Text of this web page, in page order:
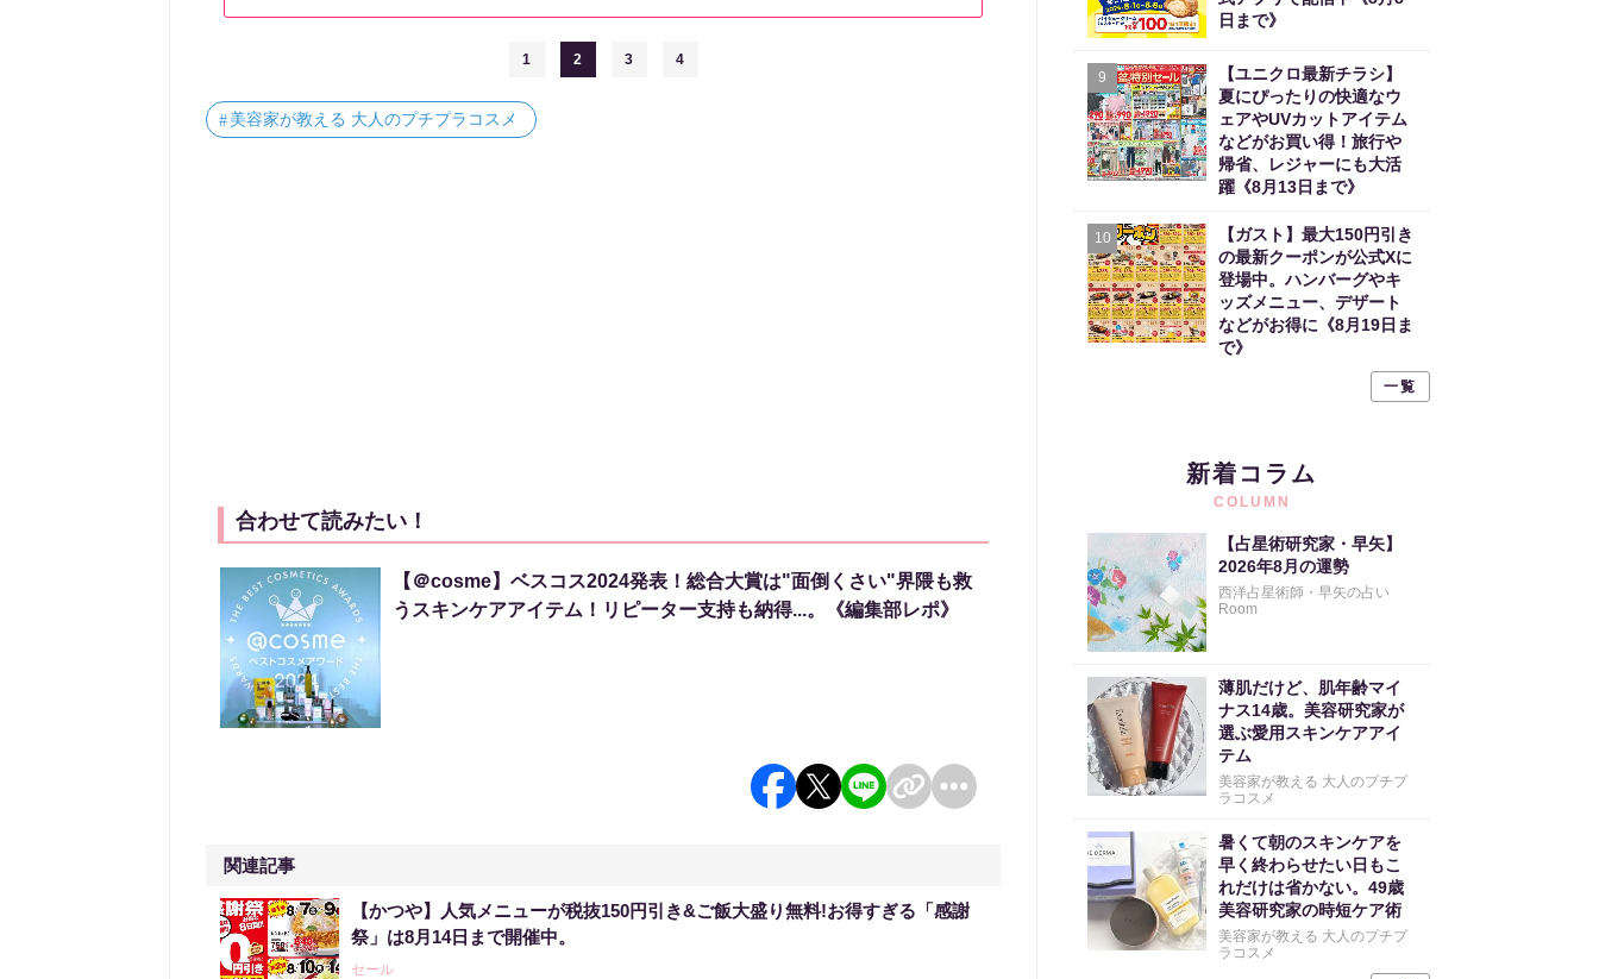
1 2 3 4
美容家が教える 大人のプチプラコスメ
合わせて読みたい！
【＠cosme】ベスコス2024発表！総合大賞は"面倒くさい"界隈も救
うスキンケアアイテム！リピーター支持も納得...。《編集部レポ》
関連記事
【かつや】人気メニューが税抜150円引き&ご飯大盛り無料!お得すぎる「感謝
祭」は8月14日まで開催中。
セール
日まで》
9
【ユニクロ最新チラシ】
夏にぴったりの快適なウ
ェアやUVカットアイテム
などがお買い得！旅行や
帰省、レジャーにも大活
躍《8月13日まで》
10
【ガスト】最大150円引き
の最新クーポンが公式Xに
登場中。ハンバーグやキ
ッズメニュー、デザート
などがお得に《8月19日ま
で》
一覧
新着コラム
COLUMN
【占星術研究家・早矢】
2026年8月の運勢
西洋占星術師・早矢の占い
Room
薄肌だけど、肌年齢マイ
ナス14歳。美容研究家が
選ぶ愛用スキンケアアイ
テム
美容家が教える 大人のプチプ
ラコスメ
暑くて朝のスキンケアを
早く終わらせたい日もこ
れだけは省かない。49歳
美容研究家の時短ケア術
美容家が教える 大人のプチプ
ラコスメ